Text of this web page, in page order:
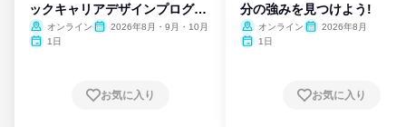
ックキャリアデザインプログラ
ム
オンライン
2026年8月・9月・10月
1日
お気に入り
分の強みを見つけよう!
オンライン
2026年8月
1日
お気に入り